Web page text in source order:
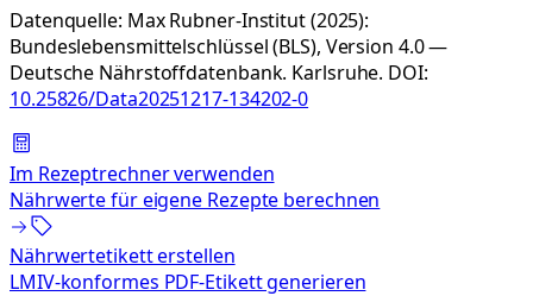
Datenquelle: Max Rubner-Institut (2025):
Bundeslebensmittelschlüssel (BLS), Version 4.0 —
Deutsche Nährstoffdatenbank. Karlsruhe. DOI:
10.25826/Data20251217-134202-0
Im Rezeptrechner verwenden
Nährwerte für eigene Rezepte berechnen
Nährwertetikett erstellen
LMIV-konformes PDF-Etikett generieren